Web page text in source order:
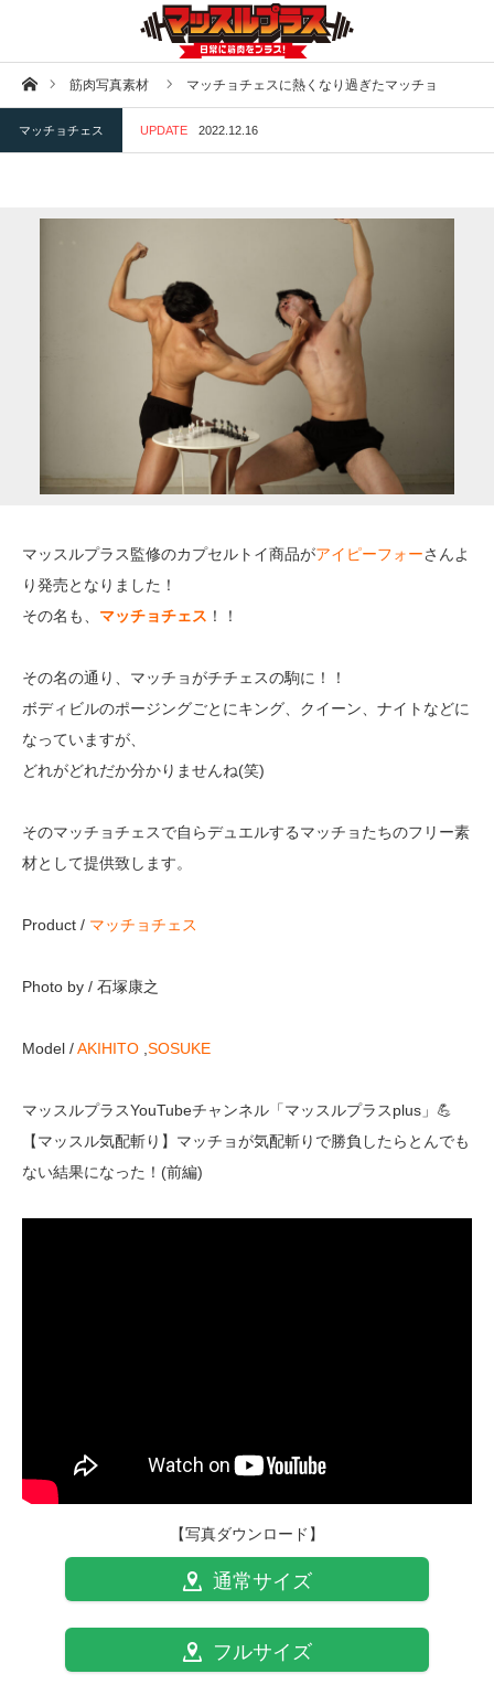
ホーム筋肉写真素材 マッチョチェスに熱くなり過ぎたマッチョ
マッチョチェス UPDATE 2022.12.16
マッスルプラス監修のカプセルトイ商品がアイピーフォーさんよ
り発売となりました！
その名も、 マッチョチェス ！！
その名の通り、マッチョがチチェスの駒に！！
ボディビルのポージングごとにキング、クイーン、ナイトなどに
なっていますが、
どれがどれだか分かりませんね(笑)
そのマッチョチェスで自らデュエルするマッチョたちのフリー素
材として提供致します。
Product / マッチョチェス
Photo by / 石塚康之
Model /AKIHITO SOSUKE
マッスルプラスYouTubeチャンネル「マッスルプラスplus」💪
【マッスル気配斬り】マッチョが気配斬りで勝負したらとんでも
ない結果になった！(前編)
【写真ダウンロード】
通常サイズ
フルサイズ